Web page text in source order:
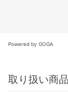
Powered by GOGA
取り扱い商品